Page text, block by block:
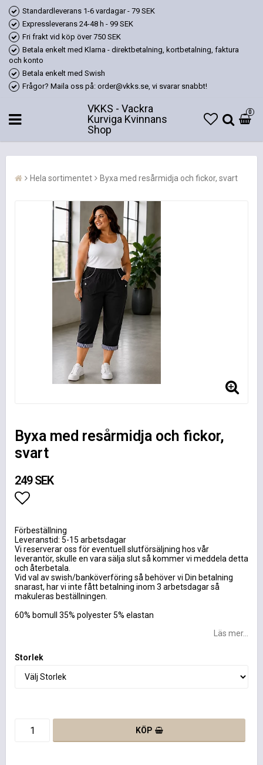
Standardleverans 1-6 vardagar - 79 SEK
Expressleverans 24-48 h - 99 SEK
Fri frakt vid köp över 750 SEK
Betala enkelt med Klarna - direktbetalning, kortbetalning, faktura
och konto
Betala enkelt med Swish
Frågor? Maila oss på: order@vkks.se, vi svarar snabbt!
VKKS - Vackra
Kurviga Kvinnans
Shop
0
Hela sortimentet Byxa med resårmidja och fickor, svart
Byxa med resårmidja och fickor,
svart
249 SEK
Förbeställning
Leveranstid: 5-15 arbetsdagar
Vi reserverar oss för eventuell slutförsäljning hos vår
leverantör, skulle en vara sälja slut så kommer vi meddela detta
och återbetala.
Vid val av swish/banköverföring så behöver vi Din betalning
snarast, har vi inte fått betalning inom 3 arbetsdagar så
makuleras beställningen.
60% bomull 35% polyester 5% elastan
Läs mer...
Storlek
KÖP